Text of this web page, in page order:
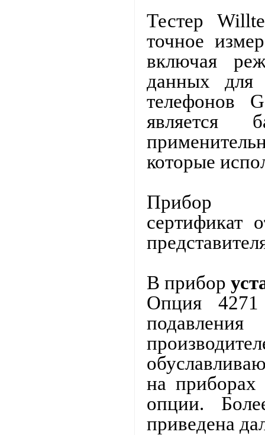
Тестер
точное
включая
данных
телефонов
является
которые
Прибор
сертификат
В прибор
Опция
на
опции.
приведена